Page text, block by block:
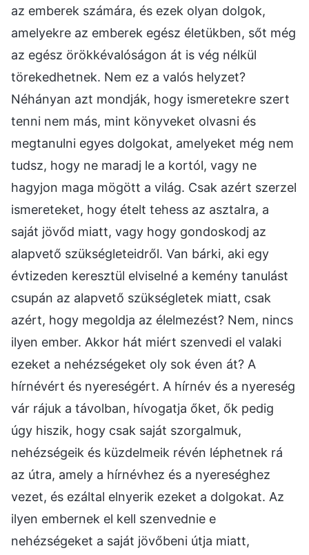
az emberek számára, és ezek olyan dolgok,
amelyekre az emberek egész életükben, sőt még
az egész örökkévalóságon át is vég nélkül
törekedhetnek. Nem ez a valós helyzet?
Néhányan azt mondják, hogy ismeretekre szert
tenni nem más, mint könyveket olvasni és
megtanulni egyes dolgokat, amelyeket még nem
tudsz, hogy ne maradj le a kortól, vagy ne
hagyjon maga mögött a világ. Csak azért szerzel
ismereteket, hogy ételt tehess az asztalra, a
saját jövőd miatt, vagy hogy gondoskodj az
alapvető szükségleteidről. Van bárki, aki egy
évtizeden keresztül elviselné a kemény tanulást
csupán az alapvető szükségletek miatt, csak
azért, hogy megoldja az élelmezést? Nem, nincs
ilyen ember. Akkor hát miért szenvedi el valaki
ezeket a nehézségeket oly sok éven át? A
hírnévért és nyereségért. A hírnév és a nyereség
vár rájuk a távolban, hívogatja őket, ők pedig
úgy hiszik, hogy csak saját szorgalmuk,
nehézségeik és küzdelmeik révén léphetnek rá
az útra, amely a hírnévhez és a nyereséghez
vezet, és ezáltal elnyerik ezeket a dolgokat. Az
ilyen embernek el kell szenvednie e
nehézségeket a saját jövőbeni útja miatt,